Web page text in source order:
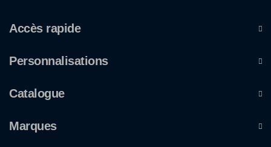
Accès rapide
Personnalisations
Catalogue
Marques